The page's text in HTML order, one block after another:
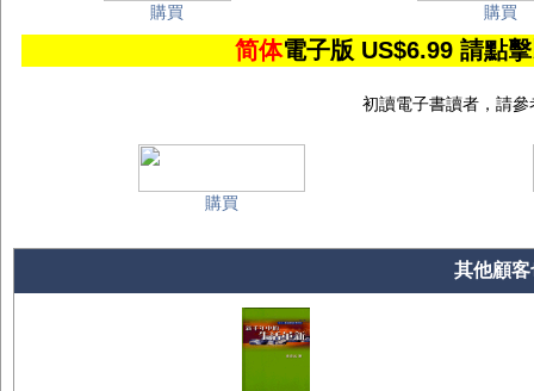
購買 購買
简体電子版 US$6.99 請點
初讀電子書讀者，請參
購買
其他顧